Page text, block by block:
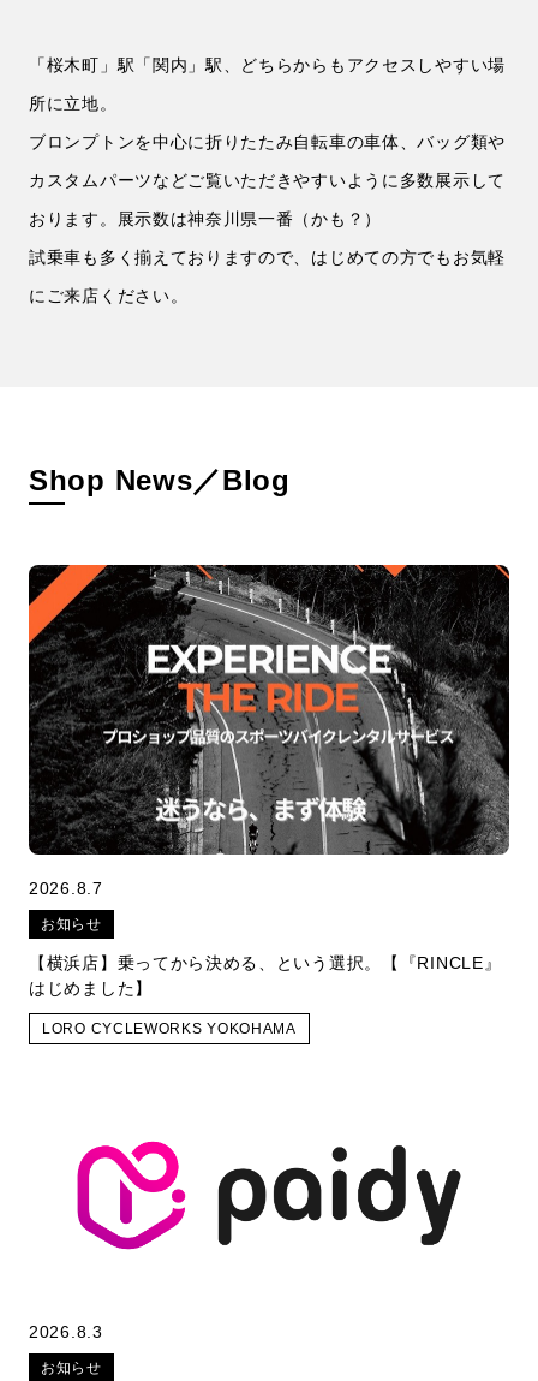
「桜木町」駅「関内」駅、どちらからもアクセスしやすい場
所に立地。
ブロンプトンを中心に折りたたみ自転車の車体、バッグ類や
カスタムパーツなどご覧いただきやすいように多数展示して
おります。展示数は神奈川県一番（かも？）
試乗車も多く揃えておりますので、はじめての方でもお気軽
にご来店ください。
Shop News／Blog
2026.8.7
お知らせ
【横浜店】乗ってから決める、という選択。【『RINCLE』
はじめました】
LORO CYCLEWORKS YOKOHAMA
2026.8.3
お知らせ